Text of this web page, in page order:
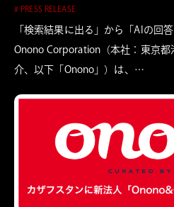
# PRESS RELEASE
「検索結果に出る」から「AIの回
Onono Corporation（本社：東京都
介、以下「Onono」）は、…